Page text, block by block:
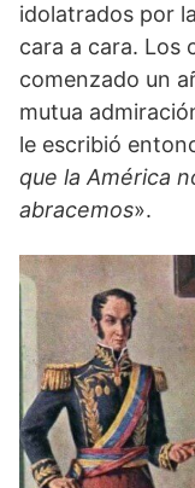
idolatrados por
cara a cara. Los
comenzado un
mutua
le escribió
que la América
abracemos».